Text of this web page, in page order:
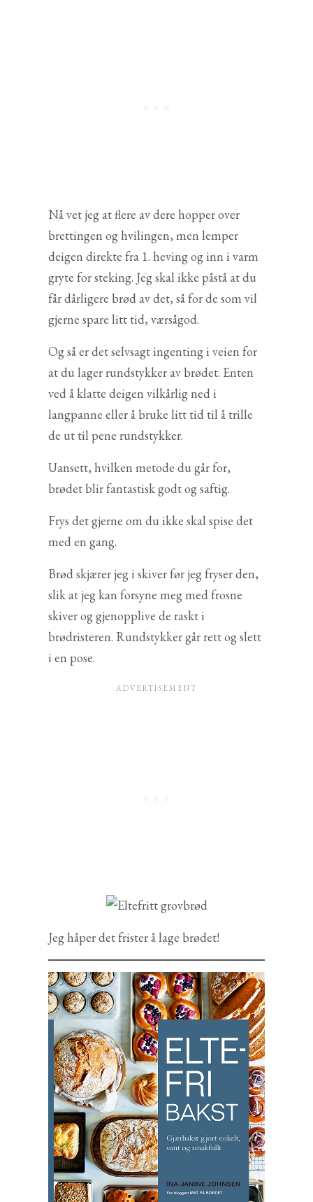
Nå vet jeg at flere av dere hopper over
brettingen og hvilingen, men lemper
deigen direkte fra 1. heving og inn i varm
gryte for steking. Jeg skal ikke påstå at du
får dårligere brød av det, så for de som vil
gjerne spare litt tid, værsågod.
Og så er det selvsagt ingenting i veien for
at du lager rundstykker av brødet. Enten
ved å klatte deigen vilkårlig ned i
langpanne eller å bruke litt tid til å trille
de ut til pene rundstykker.
Uansett, hvilken metode du går for,
brødet blir fantastisk godt og saftig.
Frys det gjerne om du ikke skal spise det
med en gang.
Brød skjærer jeg i skiver før jeg fryser den,
slik at jeg kan forsyne meg med frosne
skiver og gjenopplive de raskt i
brødristeren. Rundstykker går rett og slett
i en pose.
Jeg håper det frister å lage brødet!